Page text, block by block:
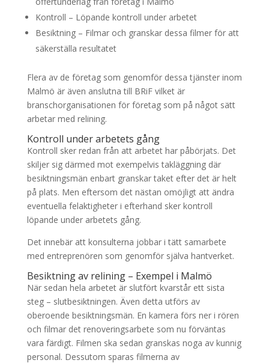
Kontroll – Löpande kontroll under arbetet
Besiktning – Filmar och granskar dessa filmer för att
säkerställa resultatet
Flera av de företag som genomför dessa tjänster inom
Malmö är även anslutna till BRiF vilket är
branschorganisationen för företag som på något sätt
arbetar med relining.
Kontroll under arbetets gång
Kontroll sker redan från att arbetet har påbörjats. Det
skiljer sig därmed mot exempelvis takläggning där
besiktningsmän enbart granskar taket efter det är helt
på plats. Men eftersom det nästan omöjligt att ändra
eventuella felaktigheter i efterhand sker kontroll
löpande under arbetets gång.
Det innebär att konsulterna jobbar i tätt samarbete
med entreprenören som genomför själva hantverket.
Besiktning av relining – Exempel i Malmö
När sedan hela arbetet är slutfört kvarstår ett sista
steg – slutbesiktningen. Även detta utförs av
oberoende besiktningsmän. En kamera förs ner i rören
och filmar det renoveringsarbete som nu förväntas
vara färdigt. Filmen ska sedan granskas noga av kunnig
personal. Dessutom sparas filmerna av